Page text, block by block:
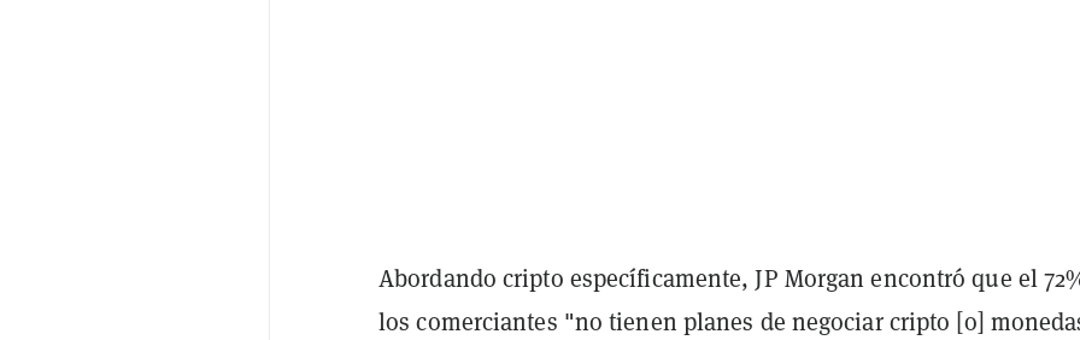
Abordando cripto específicamente, JP Morgan encontró que el
los comerciantes "no tienen planes de negociar cripto [o]